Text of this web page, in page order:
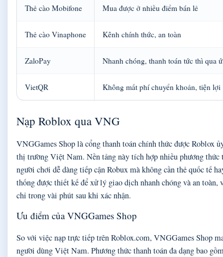
Thẻ cào Mobifone Mua được ở nhiều điểm bán lẻ
Thẻ cào Vinaphone Kênh chính thức, an toàn
ZaloPay Nhanh chóng, thanh toán tức thì qua
VietQR Không mất phí chuyển khoản, tiện lợi
Nạp Roblox qua VNG
VNGGames Shop là cổng thanh toán chính thức được Roblox
thị trường Việt Nam. Nền tảng này tích hợp nhiều phương thức
người chơi dễ dàng tiếp cận Robux mà không cần thẻ quốc tế
thống được thiết kế để xử lý giao dịch nhanh chóng và an toàn,
chỉ trong vài phút sau khi xác nhận.
Ưu điểm của VNGGames Shop
So với việc nạp trực tiếp trên Roblox.com, VNGGames Shop
người dùng Việt Nam. Phương thức thanh toán đa dạng bao